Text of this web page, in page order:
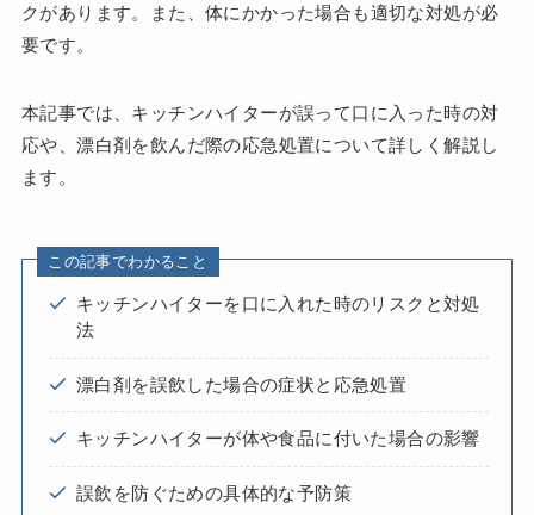
クがあります。また、体にかかった場合も適切な対処が必
要です。
本記事では、キッチンハイターが誤って口に入った時の対
応や、漂白剤を飲んだ際の応急処置について詳しく解説し
ます。
この記事でわかること
キッチンハイターを口に入れた時のリスクと対処
法
漂白剤を誤飲した場合の症状と応急処置
キッチンハイターが体や食品に付いた場合の影響
誤飲を防ぐための具体的な予防策